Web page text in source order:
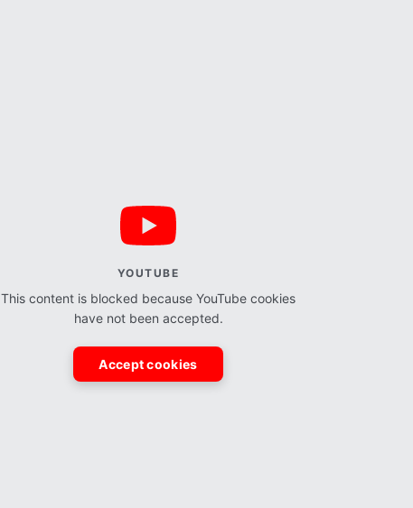
YOUTUBE
This content is blocked because YouTube cookies
have not been accepted.
Accept cookies